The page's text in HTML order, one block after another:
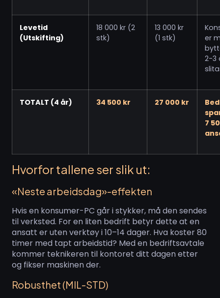
Levetid
(Utskifting)
18 000 kr (2
stk)
13 000 kr
(1 stk)
er
2-3
TOTALT (4 år) 34 500 kr 27 000 kr
7
Hvorfor tallene ser slik ut:
«Neste arbeidsdag»-effekten
Hvis en konsumer-PC går i stykker, må den sendes
til verksted. For en liten bedrift betyr dette at en
ansatt er uten verktøy i 10–14 dager. Hva koster 80
timer med tapt arbeidstid? Med en bedriftsavtale
kommer teknikeren til kontoret ditt dagen etter
og fikser maskinen der.
Robusthet (MIL-STD)